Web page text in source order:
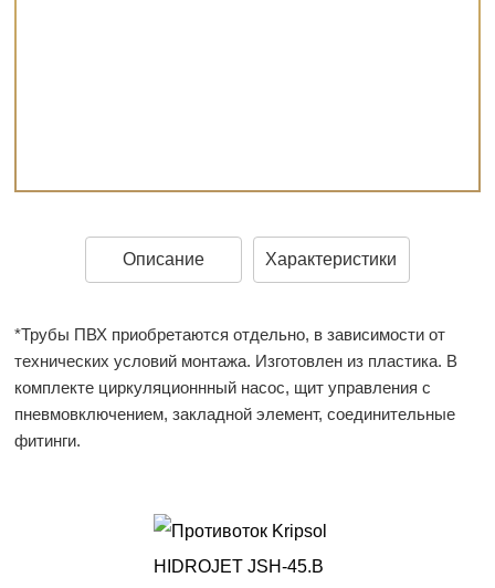
Описание Характеристики
*Трубы ПВХ приобретаются отдельно, в зависимости от
технических условий монтажа. Изготовлен из пластика. В
комплекте циркуляционнный насос, щит управления с
пневмовключением, закладной элемент, соединительные
фитинги.